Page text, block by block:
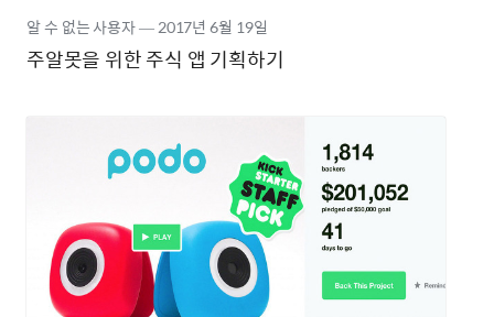
주알못을 위한 주식 앱 기획하기
알 수 없는 사용자―2017년6월 19일